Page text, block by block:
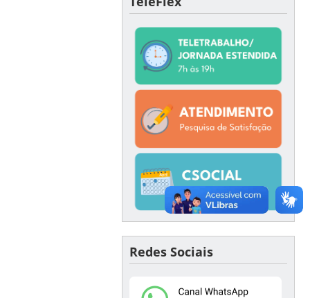
Redes Sociais